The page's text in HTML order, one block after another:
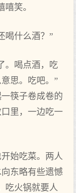
笑。
喝什么酒？”
。喝点酒，吃
思。吃吧。”
筷子卷成卷的
里，一边吃一
始吃菜。两人
东略有些遗憾
吃火锅就要人